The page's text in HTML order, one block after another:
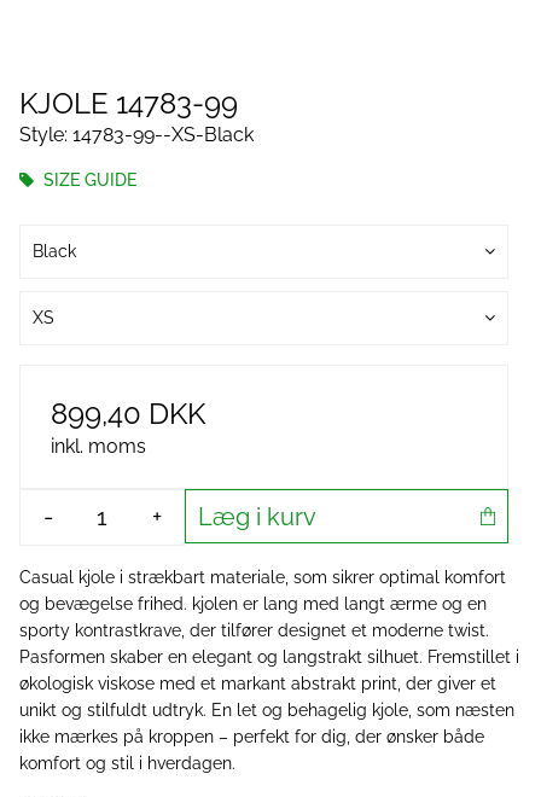
KJOLE 14783-99
Style: 14783-99--XS-Black
SIZE GUIDE
Black
XS
899,40 DKK
inkl. moms
- + Læg i kurv
Casual kjole i strækbart materiale, som sikrer optimal komfort
og bevægelse frihed. kjolen er lang med langt ærme og en
sporty kontrastkrave, der tilfører designet et moderne twist.
Pasformen skaber en elegant og langstrakt silhuet. Fremstillet i
økologisk viskose med et markant abstrakt print, der giver et
unikt og stilfuldt udtryk. En let og behagelig kjole, som næsten
ikke mærkes på kroppen – perfekt for dig, der ønsker både
komfort og stil i hverdagen.